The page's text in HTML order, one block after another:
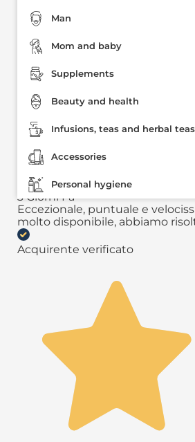
Man
Mom and baby
Supplements
Beauty and health
Infusions, teas and herbal teas
Accessories
Personal hygiene
3 Giorni Fa
Eccezionale, puntuale e
molto disponibile, abbiamo
Acquirente verificato